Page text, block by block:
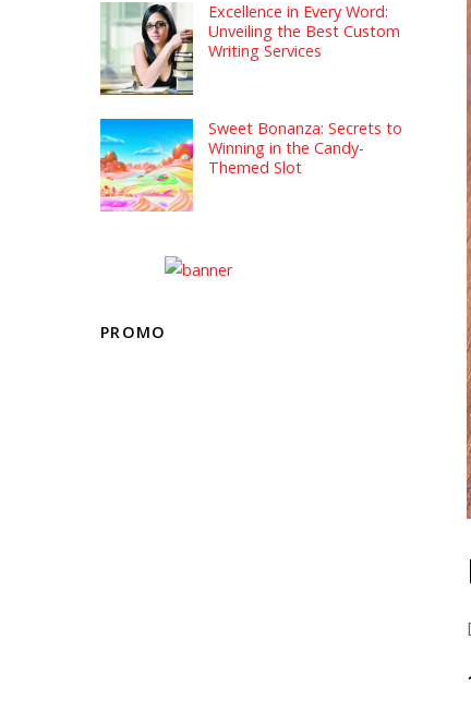
Excellence in Every Word:
Unveiling the Best Custom
Writing Services
Sweet Bonanza: Secrets to
Winning in the Candy-
Themed Slot
PROMO